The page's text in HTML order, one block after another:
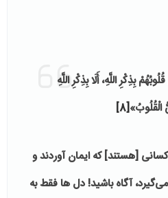
بِذِكْرِ اللَّهِ، أَلَا بِذِكْرِ اللَّهِ
الْقُلُوبُ»
[8]
[هستند] که ایمان آوردند و
آگاه باشید! دل ها فقط به